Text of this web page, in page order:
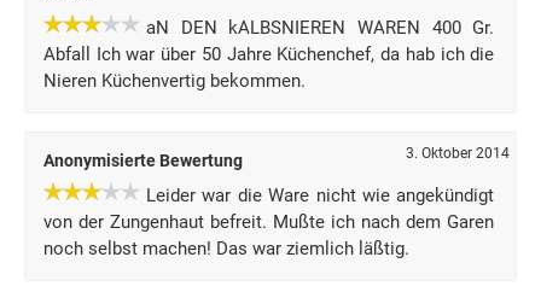
aN DEN kALBSNIEREN WAREN 400 Gr.
Abfall Ich war über 50 Jahre Küchenchef, da hab ich die
Nieren Küchenvertig bekommen.
Anonymisierte Bewertung 3. Oktober 2014
Leider war die Ware nicht wie angekündigt
von der Zungenhaut befreit. Mußte ich nach dem Garen
noch selbst machen! Das war ziemlich läßtig.